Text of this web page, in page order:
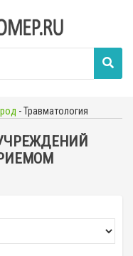
-Травматология